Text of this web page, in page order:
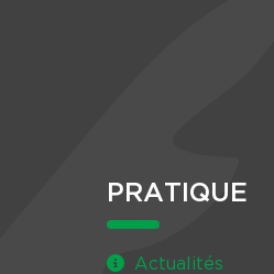
PRATIQUE
Actualités